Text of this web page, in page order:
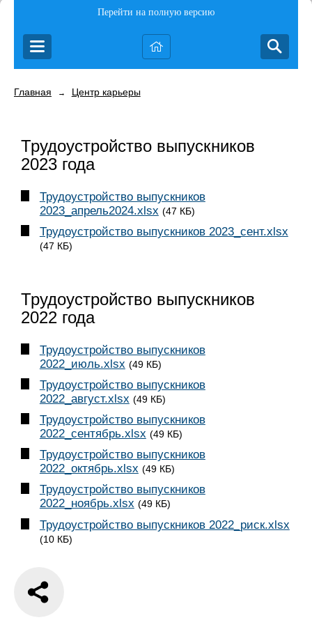
Перейти на полную версию
Главная → Центр карьеры
Трудоустройство выпускников
2023 года
Трудоустройство выпускников
2023_апрель2024.xlsx (47 КБ)
Трудоустройство выпускников 2023_сент.xlsx
(47 КБ)
Трудоустройство выпускников
2022 года
Трудоустройство выпускников
2022_июль.xlsx (49 КБ)
Трудоустройство выпускников
2022_август.xlsx (49 КБ)
Трудоустройство выпускников
2022_сентябрь.xlsx (49 КБ)
Трудоустройство выпускников
2022_октябрь.xlsx (49 КБ)
Трудоустройство выпускников
2022_ноябрь.xlsx (49 КБ)
Трудоустройство выпускников 2022_риск.xlsx
(10 КБ)